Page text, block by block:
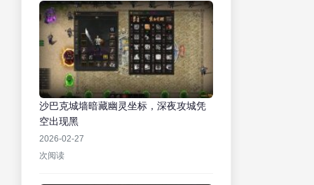
沙巴克城墙暗藏幽灵坐标，深夜攻城凭
空出现黑
2026-02-27
次阅读